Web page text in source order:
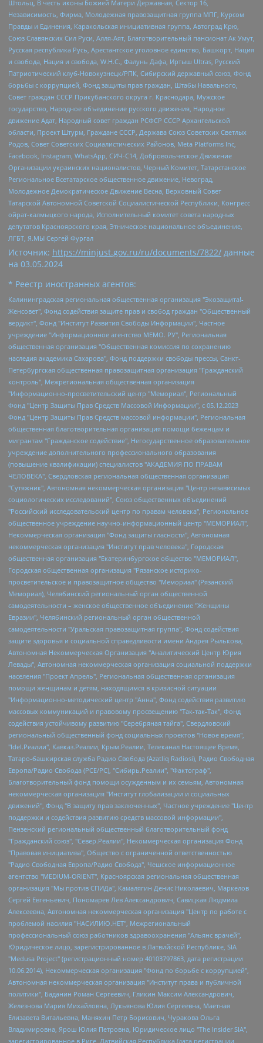
Штольц, В честь иконы Божией Матери Державная, Сектор 16,
Независимость, Фирма, Молодежная правозащитная группа МПГ, Курсом
Правды и Единения, Каракольская инициативная группа, Автоград Крю,
Союз Славянских Сил Руси, Алля-Аят, Благотворительный пансионат Ак Умут,
Русская республика Русь, Арестантское уголовное единство, Башкорт, Нация
и свобода, Нация и свобода, W.H.С., Фалунь Дафа, Иртыш Ultras, Русский
Патриотический клуб-Новокузнецк/РПК, Сибирский державный союз, Фонд
борьбы с коррупцией, Фонд защиты прав граждан, Штабы Навального,
Совет граждан СССР Прикубанского округа г. Краснодара, Мужское
государство, Народное объединение русского движения, Народное
движение Адат, Народный совет граждан РСФСР СССР Архангельской
области, Проект Штурм, Граждане СССР, Держава Союз Советских Светлых
Родов, Совет Советских Социалистических Районов, Meta Platforms Inc,
Facebook, Instagram, WhatsApp, СИЧ-С14, Добровольческое Движение
Организации украинских националистов, Черный Комитет, Татарстанское
Региональное Всетатарское общественное движение, Невоград,
Молодежное Демократическое Движение Весна, Верховный Совет
Татарской Автономной Советской Социалистической Республики, Конгресс
ойрат-калмыцкого народа, Исполнительный комитет совета народных
депутатов Красноярского края, Этническое национальное объединение,
ЛГБТ, Я.МЫ Сергей Фургал
Источник: https://minjust.gov.ru/ru/documents/7822/ данные
на 03.05.2024
* Реестр иностранных агентов:
Калининградская региональная общественная организация "Экозащита!-Женсовет", Фонд содействия защите прав и свобод граждан "Общественный вердикт", Фонд "Институт Развития Свободы Информации", Частное учреждение "Информационное агентство МЕМО. РУ", Региональная общественная организация "Общественная комиссия по сохранению наследия академика Сахарова", Фонд поддержки свободы прессы, Санкт-Петербургская общественная правозащитная организация "Гражданский контроль", Межрегиональная общественная организация "Информационно-просветительский центр "Мемориал", Региональный Фонд "Центр Защиты Прав Средств Массовой Информации", с 05.12.2023 Фонд "Центр Защиты Прав Средств массовой информации", Региональная общественная благотворительная организация помощи беженцам и мигрантам "Гражданское содействие", Негосударственное образовательное учреждение дополнительного профессионального образования (повышение квалификации) специалистов "АКАДЕМИЯ ПО ПРАВАМ ЧЕЛОВЕКА", Свердловская региональная общественная организация "Сутяжник", Автономная некоммерческая организация "Центр независимых социологических исследований", Союз общественных объединений "Российский исследовательский центр по правам человека", Региональное общественное учреждение научно-информационный центр "МЕМОРИАЛ", Некоммерческая организация "Фонд защиты гласности", Автономная некоммерческая организация "Институт прав человека", Городская общественная организация "Екатеринбургское общество "МЕМОРИАЛ", Городская общественная организация "Рязанское историко-просветительское и правозащитное общество "Мемориал" (Рязанский Мемориал), Челябинский региональный орган общественной самодеятельности – женское общественное объединение "Женщины Евразии", Челябинский региональный орган общественной самодеятельности "Уральская правозащитная группа", Фонд содействия защите здоровья и социальной справедливости имени Андрея Рылькова, Автономная Некоммерческая Организация "Аналитический Центр Юрия Левады", Автономная некоммерческая организация социальной поддержки населения "Проект Апрель", Региональная общественная организация помощи женщинам и детям, находящимся в кризисной ситуации "Информационно-методический центр "Анна", Фонд содействия развитию массовых коммуникаций и правовому просвещению "Так-так-Так", Фонд содействия устойчивому развитию "Серебряная тайга", Свердловский региональный общественный фонд социальных проектов "Новое время", "Idel.Реалии", Кавказ.Реалии, Крым.Реалии, Телеканал Настоящее Время, Татаро-башкирская служба Радио Свобода (Azatliq Radiosi), Радио Свободная Европа/Радио Свобода (PCE/PC), "Сибирь.Реалии", "Фактограф", Благотворительный фонд помощи осужденным и их семьям, Автономная некоммерческая организация "Институт глобализации и социальных движений", Фонд "В защиту прав заключенных", Частное учреждение "Центр поддержки и содействия развитию средств массовой информации", Пензенский региональный общественный благотворительный фонд "Гражданский союз", "Север.Реалии", Некоммерческая организация Фонд "Правовая инициатива", Общество с ограниченной ответственностью "Радио Свободная Европа/Радио Свобода", Чешское информационное агентство "MEDIUM-ORIENT", Красноярская региональная общественная организация "Мы против СПИДа", Камалягин Денис Николаевич, Маркелов Сергей Евгеньевич, Пономарев Лев Александрович, Савицкая Людмила Алексеевна, Автономная некоммерческая организация "Центр по работе с проблемой насилия "НАСИЛИЮ.НЕТ", Межрегиональный профессиональный союз работников здравоохранения "Альянс врачей", Юридическое лицо, зарегистрированное в Латвийской Республике, SIA "Medusa Project" (регистрационный номер 40103797863, дата регистрации 10.06.2014), Некоммерческая организация "Фонд по борьбе с коррупцией", Автономная некоммерческая организация "Институт права и публичной политики", Баданин Роман Сергеевич, Гликин Максим Александрович, Железнова Мария Михайловна, Лукьянова Юлия Сергеевна, Маетная Елизавета Витальевна, Маняхин Петр Борисович, Чуракова Ольга Владимировна, Ярош Юлия Петровна, Юридическое лицо "The Insider SIA", зарегистрированное в Риге, Латвийская Республика (дата регистрации 26.06.2015), являющееся администратором доменного имени интернет-издания "The Insider SIA", https://theins.ru, Постернак Алексей Евгеньевич, Рубин Михаил Аркадьевич, Анин Роман Александрович, Юридическое лицо Istories fonds, зарегистрированное в Латвийской Республике (регистрационный номер 50008295751, дата регистрации 24.02.2020), Великовский Дмитрий Александрович, Долинина Ирина Николаевна, Мароховская Алеся Алексеевна, Шлейнов Роман Юрьевич, Шмагун Олеся Валентиновна, Общество с ограниченной ответственностью "Альтаир 2021", Общество с ограниченной ответственностью "Вега 2021", Общество с ограниченной ответственностью "Главный редактор 2021", Общество с ограниченной ответственностью "Ромашки монолит", Важенков Артем Валерьевич, Ивановская областная общественная организация "Центр гендерных исследований", Гурман Юрий Альбертович, Медиапроект "ОВД-Инфо", Егоров Владимир Владимирович, Жилинский Владимир Александрович, Общество с ограниченной ответственностью "ЗП", Иванова София Юрьевна, Карезина Инна Павловна, Кильтау Екатерина Викторовна, Петров Алексей Викторович, Пискунов Сергей Евгеньевич, Смирнов Сергей Сергеевич, Тихонов Михаил Сергеевич, Общество с ограниченной ответственностью "ЖУРНАЛИСТ-ИНОСТРАННЫЙ АГЕНТ", Арапова Галина Юрьевна, Вольтская Татьяна Анатольевна, Американская компания "Mason G.E.S. Anonymous Foundation" (США), являющаяся владельцем интернет-издания https://mnews.world/, Компания "Stichting Bellingcat", зарегистрированная в Нидерландах (дата регистрации 11.07.2018), Захаров Андрей Вячеславович, Клепиковская Екатерина Дмитриевна, Общество с ограниченной ответственностью "МЕМО", Перл Роман Александрович, Симонов Евгений Алексеевич, Соловьева Елена Анатольевна, Сотников Даниил Владимирович, Сурначева Елизавета Дмитриевна, Автономная некоммерческая организация по защите прав человека и информированию населения "Якутия – Наше Мнение", Общество с ограниченной ответственностью "Москоу диджитал медиа", с 26.01.2023 Общество с ограниченной ответственностью "Чайка Белые сады", Ветошкина Валерия Валерьевна, Заговора Максим Александрович, Межрегиональное общественное движение "Российская ЛГБТ - сеть", Оленичев Максим Владимирович, Павлов Иван Юрьевич, Скворцова Елена Сергеевна, Общество с ограниченной ответственностью "Как бы инагент", Кочетков Игорь Викторович, Общество с ограниченной ответственностью "Честные выборы", Еланчик Олег Александрович, Общество с ограниченной ответственностью "Нобелевский призыв", Гималова Регина Эмилевна, Григорьев Андрей Валерьевич, Григорьева Алина Александровна, Ассоциация по содействию защите прав призывников, альтернативнослужащих и военнослужащих "Правозащитная группа "Гражданин.Армия.Право", Хисамова Регина Фаритовна, Автономная некоммерческая организация по реализации социально-правовых программ "Лилит", Дальневосточное общественное движение "Маяк", Санкт-Петербургская ЛГБТ-инициативная группа "Выход", Инициативная группа ЛГБТ+ "Реверс", Алексеев Андрей Викторович, Бекбулатова Таисия Львовна, Беляев Иван Михайлович, Владыкина Елена Сергеевна, Гельман Марат Александрович, Никульшина Вероника Юрьевна, Толоконникова Надежда Андреевна, Шендерович Виктор Анатольевич, Общество с ограниченной ответственностью "Данное сообщение", Общество с ограниченной ответственностью Издательский дом "Новая глава", Айнбиндер Александра Александровна, Московский комьюнити-центр для ЛГБТ+инициатив, Благотворительный фонд развития филантропии, Deutsche Welle (Германия, Kurt-Schumacher-Strasse 3, 53113 Bonn), Борзунова Мария Михайловна, Воробьев Виктор Викторович, Голубева Анна Львовна, Константинова Алла Михайловна, Малкова Ирина Владимировна, Мурадов Мурад Абдулгалимович, Осетинская Елизавета Николаевна, Понасенков Евгений Николаевич, Ганапольский Матвей Юрьевич, Киселев Евгений Алексеевич, Борухович Ирина Григорьевна, Дремин Иван Тимофеевич, Дубровский Дмитрий Викторович, Красноярская региональная общественная организация поддержки и развития альтернативных образовательных технологий и межкультурных коммуникаций "ИНТЕРРА", Маяковская Екатерина Алексеевна, Фейгин Марк Захарович, Филимонов Андрей Викторович, Дзугкоева Регина Николаевна, Доброхотов Роман Александрович, Дудь Юрий Александрович, Елкин Сергей Владимирович, Кругликов Кирилл Игоревич, Сабунаева Мария Леонидовна, Семенов Алексей Владимирович, Шаинян Карен Багратович, Шульман Екатерина Михайловна, Асафьев Артур Валерьевич, Вахштайн Виктор Семенович, Венедиктов Алексей Алексеевич, Лушникова Екатерина Евгеньевна, Волков Леонид Михайлович, Невзоров Александр Глебович, Пархоменко Сергей Борисович, Сироткин Ярослав Николаевич, Кара-Мурза Владимир Владимирович, Баранова Наталья Владимировна, Гозман Леонид Яковлевич, Кагарлицкий Борис Юльевич, Климарев Михаил Валерьевич, Милов Владимир Станиславович, Автономная некоммерческая организация Краснодарский центр современного искусства "Типография", Моргенштерн Алишер Тагирович, Соболь Любовь Эдуардовна, Общество с ограниченной ответственностью "ЛИЗА НОРМ", Каспаров Гарри Кимович, Ходорковский Михаил Борисович, Общество с ограниченной ответственностью "Апрельские тезисы", Данилович Ирина Брониславовна, Кашин Олег Владимирович, Петров Николай Владимирович, Пивоваров Алексей Владимирович, Соколов Михаил Владимирович, Цветкова Юлия Владимировна, Чичваркин Евгений Александрович, Комитет против пыток/Команда против пыток, Общество с ограниченной ответственностью "Первый научный", Общество с ограниченной ответственностью "Вертолет и ко", Белоцерковская Вероника Борисовна, Кац Максим Евгеньевич, Лазарева Татьяна Юрьевна, Шаведдинов Руслан Табризович, Яшин Илья Валерьевич, Общество с ограниченной ответственностью "Иноагент ААВ", Алешковский Дмитрий Петрович, Альбац Евгения Марковна, Быков Дмитрий Львович, Галямина Юлия Евгеньевна, Лойко Сергей Леонидович, Мартынов Кирилл Константинович, Медведев Сергей Александрович, Крашенинников Федор Геннадиевич, Гордеева Катерина Вл